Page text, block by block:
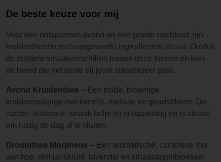
De beste keuze voor mij
Voor een ontspannen avond en een goede nachtrust zijn
kruidentheeën met rustgevende ingrediënten ideaal. Ontdek
de subtiele smaakverschillen tussen deze theeën en kies
de blend die het beste bij jouw slaapritueel past.
Avond Kruidenthee – Een milde, bloemige
kruidenmelange met kamille, melisse en goudsbloem. De
zachte, lichtzoete smaak helpt bij ontspanning en is ideaal
om rustig de dag af te sluiten.
Droomthee Morpheus – Een aromatische, complexe mix
van hop, sint-janskruid, lavendel en sinaasappelbloesem.